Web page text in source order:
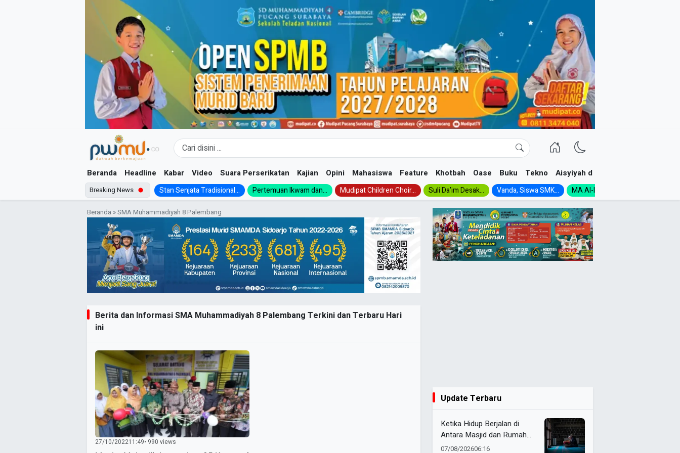
Beranda Headline Kabar Video Suara Perserikatan Kajian Opini Mahasiswa Feature Khotbah Oase Buku Tekno Aisyiyah dan NA
Breaking News Stan Senjata Tradisional... Pertemuan Ikwam dan... Mudipat Children Choir... Suli Da’im Desak... Vanda, Siswa SMK... MA Al-Ishlah Gelar...
Beranda »SMA Muhammadiyah 8 Palembang
Berita dan Informasi SMA Muhammadiyah 8 Palembang Terkini dan Terbaru Hari
ini
27/10/202211:49• 990 views
Update Terbaru
Ketika Hidup Berjalan di
Antara Masjid dan Rumah
Sakit
07/08/202606:16